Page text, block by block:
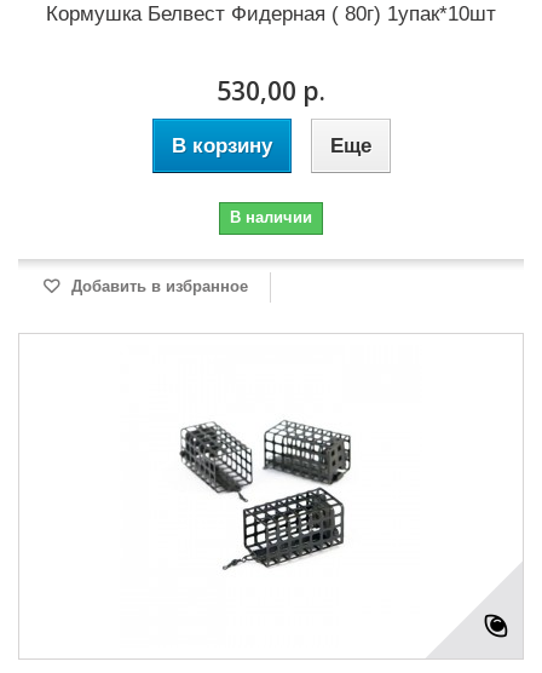
Кормушка Белвест Фидерная ( 80г) 1упак*10шт
530,00 р.
В корзину Еще
В наличии
Добавить в избранное